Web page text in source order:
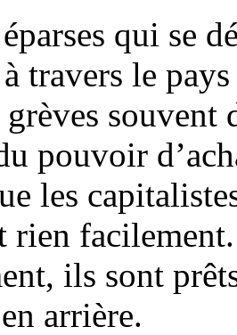
qui se
travers le
grèves
pouvoir
les
rien
ils sont
arrière.